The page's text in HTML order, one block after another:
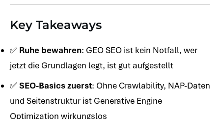
Key Takeaways
✅ Ruhe bewahren: GEO SEO ist kein Notfall, wer
jetzt die Grundlagen legt, ist gut aufgestellt
✅SEO-Basics zuerst: Ohne Crawlability, NAP-Daten
und Seitenstruktur ist Generative Engine
Optimization wirkungslos